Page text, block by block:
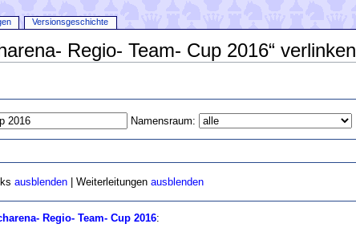
Regio- Team- Cup 2016“ verlinken
Namensraum:
ausblenden | Weiterleitungenausblenden
Regio- Team- Cup 2016:
Versionsgeschichte